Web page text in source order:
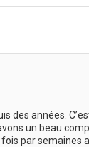
des années.
un beau
par semaines